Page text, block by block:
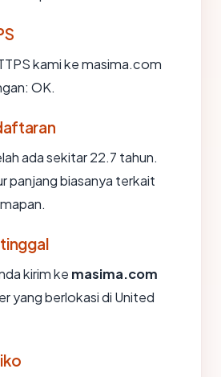
kami ke masima.com
OK.
ada sekitar 22.7 tahun.
panjang biasanya terkait
kirim ke masima.com
yang berlokasi di United